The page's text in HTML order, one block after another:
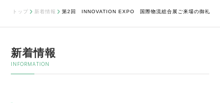
トップ 新着情報 第2回 INNOVATION EXPO 国際物流総合展ご来場の御礼
新着情報
INFORMATION